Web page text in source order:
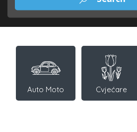
Auto Moto Cvjećare